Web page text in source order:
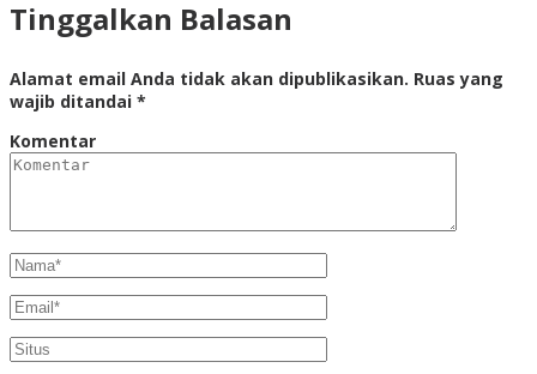
Tinggalkan Balasan
Alamat email Anda tidak akan dipublikasikan. Ruas yang
wajib ditandai *
Komentar